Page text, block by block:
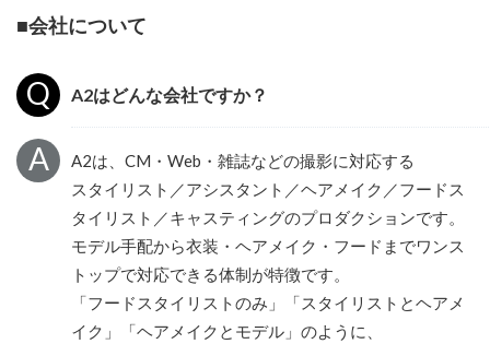
■会社について
A2はどんな会社ですか？
A2は、CM・Web・雑誌などの撮影に対応する
スタイリスト／アシスタント／ヘアメイク／フードス
タイリスト／キャスティングのプロダクションです。
モデル手配から衣装・ヘアメイク・フードまでワンス
トップで対応できる体制が特徴です。
「フードスタイリストのみ」「スタイリストとヘアメ
イク」「ヘアメイクとモデル」のように、